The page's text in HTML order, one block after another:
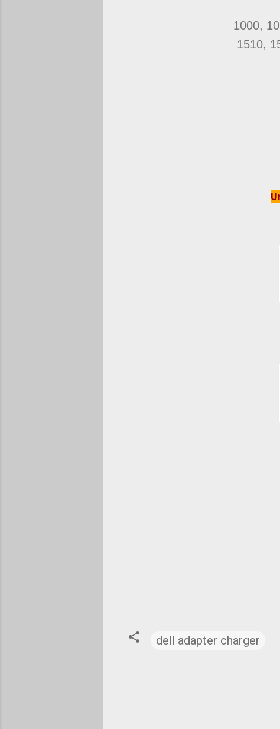
1000,
1510,
dell adapter charger